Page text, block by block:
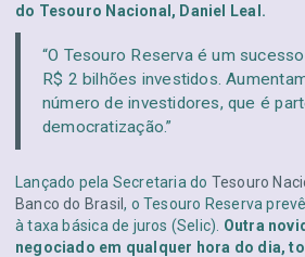
do Tesouro Nacional, Daniel Leal.
“O Tesouro Reserva é um
R$ 2 bilhões investidos.
número de investidores, que é
democratização.”
Lançado pela Secretaria do Tesouro
Banco do Brasil, o Tesouro Reserva
à taxa básica de juros (Selic). Outra
negociado em qualquer hora do dia,